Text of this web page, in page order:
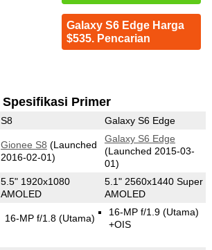
Galaxy S6 Edge Harga
$535. Pencarian
Spesifikasi Primer
S8 Galaxy S6 Edge
Gionee S8 (Launched
2016-02-01)
Galaxy S6 Edge
(Launched 2015-03-
01)
5.5" 1920x1080
AMOLED
5.1" 2560x1440 Super
AMOLED
16-MP f/1.8 (Utama)
16-MP f/1.9 (Utama)
+OIS